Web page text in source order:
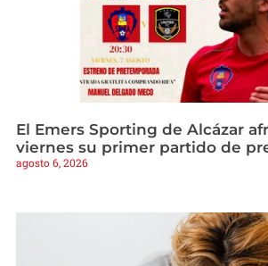
El Emers Sporting de Alcázar
viernes su primer partido de
agosto 6, 2026